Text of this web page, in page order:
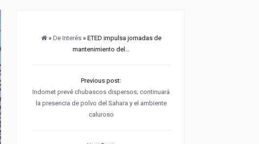
» De Interés» ETED impulsa jornadas de
mantenimiento del...
Previous post:
Indomet prevé chubascos dispersos; continuará
la presencia de polvo del Sahara y el ambiente
caluroso